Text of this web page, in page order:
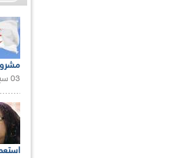
03 سبتمبر 2020 |